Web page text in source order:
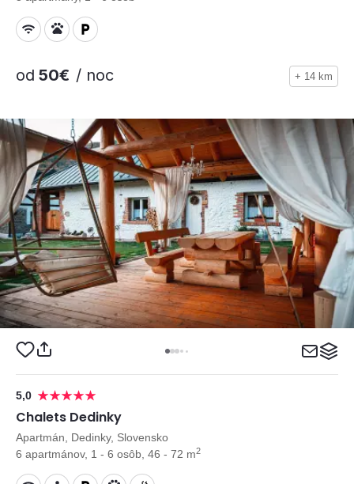
od 50€ / noc + 14 km
5,0
Chalets Dedinky
Apartmán, Dedinky, Slovensko
6 apartmánov, 1 - 6 osôb, 46 - 72 m2